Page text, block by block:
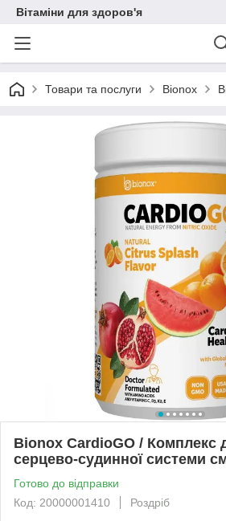
Вітаміни для здоров'я
Товари та послуги Bionox
Bionox CardioGO / Комплекс
серцево-судинної системи
Готово до відправки
Код: 20000001410
Роздріб